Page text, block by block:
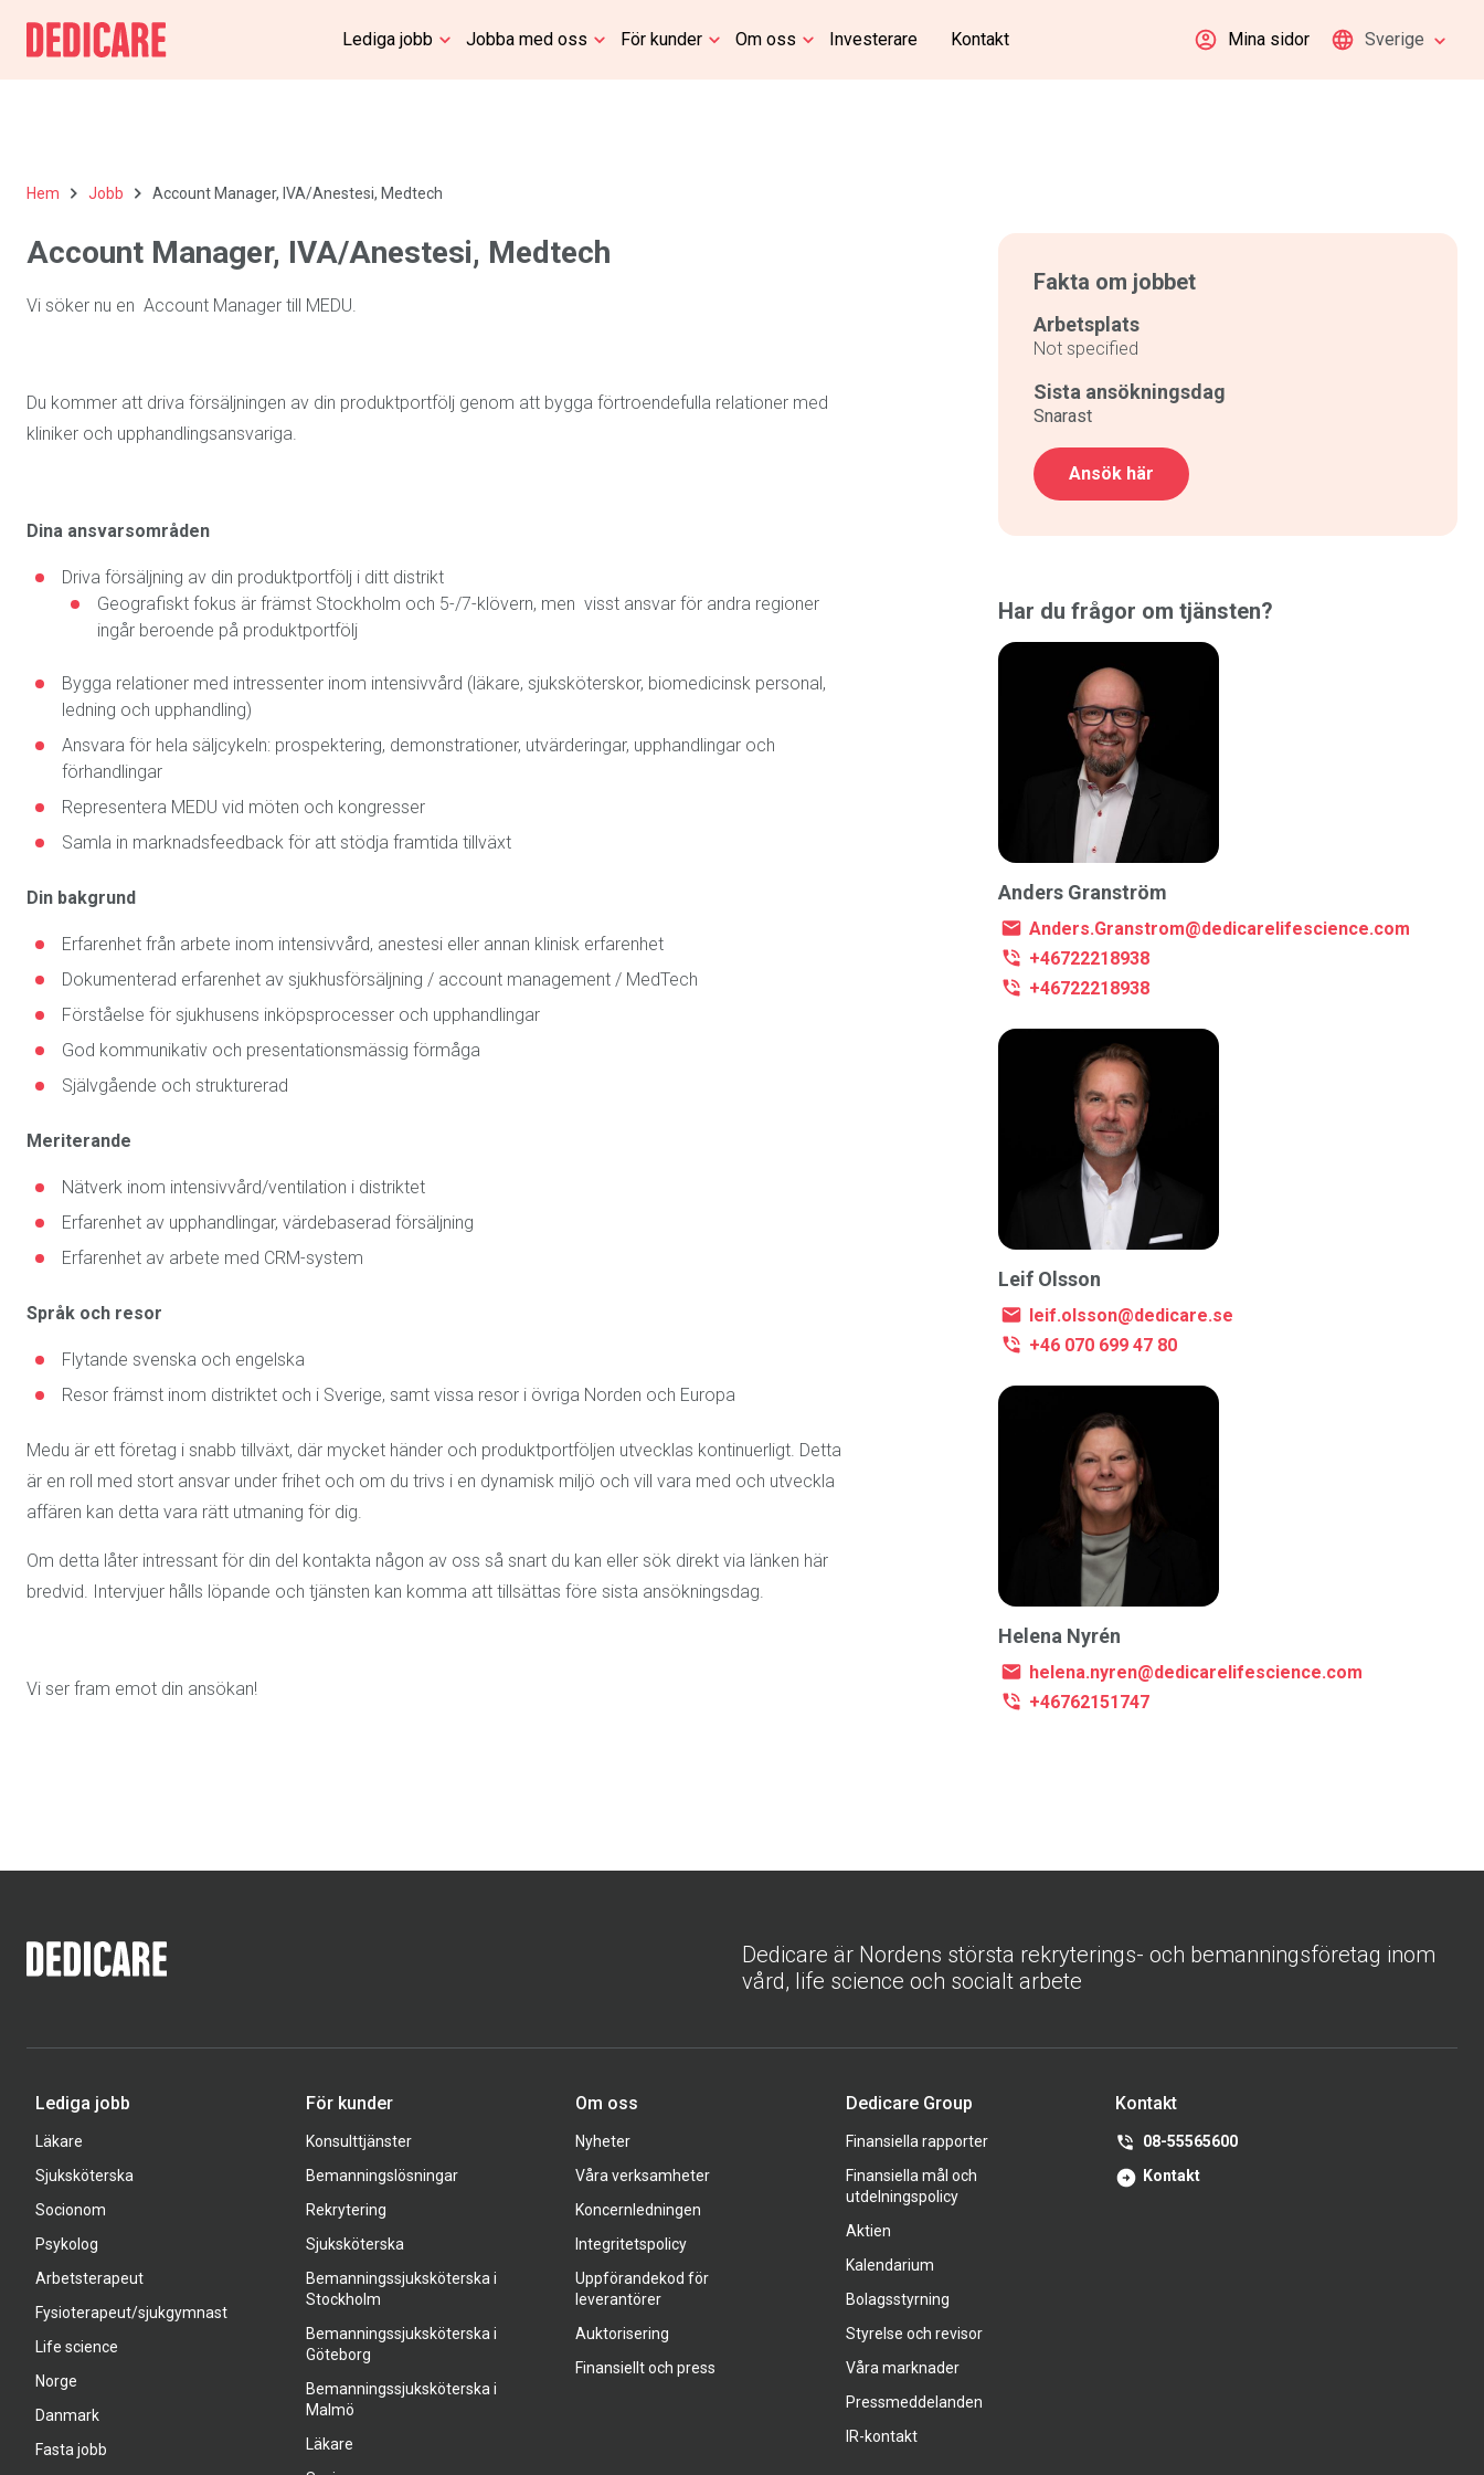
Lediga jobb Jobba med oss För kunder Om oss Investerare Kontakt Mina sidor Sverige
Hem Jobb Account Manager, IVA/Anestesi, Medtech
Account Manager, IVA/Anestesi, Medtech
Vi söker nu en Account Manager till MEDU.
Du kommer att driva försäljningen av din produktportfölj genom att bygga förtroendefulla relationer med
kliniker och upphandlingsansvariga.
Dina ansvarsområden
Driva försäljning av din produktportfölj i ditt distrikt
Geografiskt fokus är främst Stockholm och 5-/7-klövern, men visst ansvar för andra regioner
ingår beroende på produktportfölj
Bygga relationer med intressenter inom intensivvård (läkare, sjuksköterskor, biomedicinsk personal,
ledning och upphandling)
Ansvara för hela säljcykeln: prospektering, demonstrationer, utvärderingar, upphandlingar och
förhandlingar
Representera MEDU vid möten och kongresser
Samla in marknadsfeedback för att stödja framtida tillväxt
Din bakgrund
Erfarenhet från arbete inom intensivvård, anestesi eller annan klinisk erfarenhet
Dokumenterad erfarenhet av sjukhusförsäljning / account management / MedTech
Förståelse för sjukhusens inköpsprocesser och upphandlingar
God kommunikativ och presentationsmässig förmåga
Självgående och strukturerad
Meriterande
Nätverk inom intensivvård/ventilation i distriktet
Erfarenhet av upphandlingar, värdebaserad försäljning
Erfarenhet av arbete med CRM-system
Språk och resor
Flytande svenska och engelska
Resor främst inom distriktet och i Sverige, samt vissa resor i övriga Norden och Europa
Medu är ett företag i snabb tillväxt, där mycket händer och produktportföljen utvecklas kontinuerligt. Detta
är en roll med stort ansvar under frihet och om du trivs i en dynamisk miljö och vill vara med och utveckla
affären kan detta vara rätt utmaning för dig.
Om detta låter intressant för din del kontakta någon av oss så snart du kan eller sök direkt via länken här
bredvid. Intervjuer hålls löpande och tjänsten kan komma att tillsättas före sista ansökningsdag.
Vi ser fram emot din ansökan!
Fakta om jobbet
Arbetsplats
Not specified
Sista ansökningsdag
Snarast
Ansök här
Har du frågor om tjänsten?
Anders Granström
Anders.Granstrom@dedicarelifescience.com
+46722218938
+46722218938
Leif Olsson
leif.olsson@dedicare.se
+46 070 699 47 80
Helena Nyrén
helena.nyren@dedicarelifescience.com
+46762151747
Dedicare är Nordens största rekryterings- och bemanningsföretag inom
vård, life science och socialt arbete
Lediga jobb
Läkare
Sjuksköterska
Socionom
Psykolog
Arbetsterapeut
Fysioterapeut/sjukgymnast
Life science
Norge
Danmark
Fasta jobb
För kunder
Konsulttjänster
Bemanningslösningar
Rekrytering
Sjuksköterska
Bemanningssjuksköterska i
Stockholm
Bemanningssjuksköterska i
Göteborg
Bemanningssjuksköterska i
Malmö
Läkare
Om oss
Nyheter
Våra verksamheter
Koncernledningen
Integritetspolicy
Uppförandekod för
leverantörer
Auktorisering
Finansiellt och press
Dedicare Group
Finansiella rapporter
Finansiella mål och
utdelningspolicy
Aktien
Kalendarium
Bolagsstyrning
Styrelse och revisor
Våra marknader
Pressmeddelanden
IR-kontakt
Kontakt
08-55565600
Kontakt